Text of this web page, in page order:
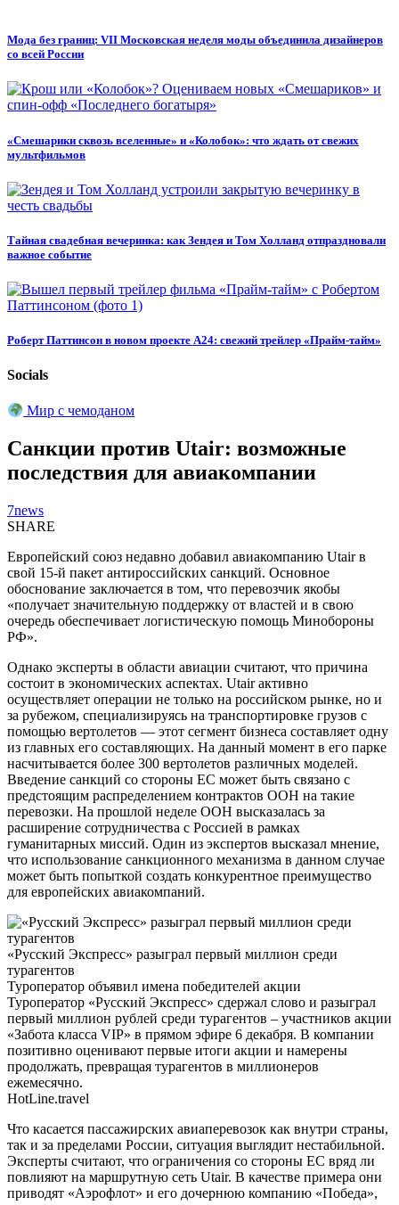
Мода без границ: VII Московская неделя моды объединила дизайнеров
со всей России
«Смешарики сквозь вселенные» и «Колобок»: что ждать от свежих
мультфильмов
Тайная свадебная вечеринка: как Зендея и Том Холланд отпраздновали
важное событие
Роберт Паттинсон в новом проекте A24: свежий трейлер «Прайм-тайм»
Socials
Мир с чемоданом
Санкции против Utair: возможные
последствия для авиакомпании
7news
SHARE
Европейский союз недавно добавил авиакомпанию Utair в
свой 15-й пакет антироссийских санкций. Основное
обоснование заключается в том, что перевозчик якобы
«получает значительную поддержку от властей и в свою
очередь обеспечивает логистическую помощь Минобороны
РФ».
Однако эксперты в области авиации считают, что причина
состоит в экономических аспектах. Utair активно
осуществляет операции не только на российском рынке, но и
за рубежом, специализируясь на транспортировке грузов с
помощью вертолетов — этот сегмент бизнеса составляет одну
из главных его составляющих. На данный момент в его парке
насчитывается более 300 вертолетов различных моделей.
Введение санкций со стороны ЕС может быть связано с
предстоящим распределением контрактов ООН на такие
перевозки. На прошлой неделе ООН высказалась за
расширение сотрудничества с Россией в рамках
гуманитарных миссий. Один из экспертов высказал мнение,
что использование санкционного механизма в данном случае
может быть попыткой создать конкурентное преимущество
для европейских авиакомпаний.
«Русский Экспресс» разыграл первый миллион среди
турагентов
Туроператор объявил имена победителей акции
Туроператор «Русский Экспресс» сдержал слово и разыграл
первый миллион рублей среди турагентов – участников акции
«Забота класса VIP» в прямом эфире 6 декабря. В компании
позитивно оценивают первые итоги акции и намерены
продолжать, превращая турагентов в миллионеров
ежемесячно.
HotLine.travel
Что касается пассажирских авиаперевозок как внутри страны,
так и за пределами России, ситуация выглядит нестабильной.
Эксперты считают, что ограничения со стороны ЕС вряд ли
повлияют на маршрутную сеть Utair. В качестве примера они
приводят «Аэрофлот» и его дочернюю компанию «Победа»,